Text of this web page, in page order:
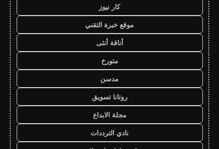
كار نيوز
موقع خبرة التقني
أناقة أنثى
متورخ
مدسن
روتانا تسويق
مجلة الابداع
نادي الترددات